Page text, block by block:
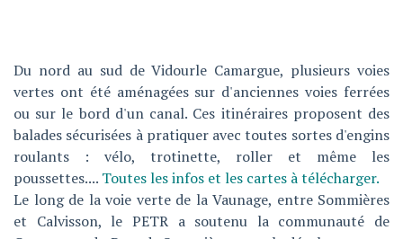
Du nord au sud de Vidourle Camargue, plusieurs voies
vertes ont été aménagées sur d'anciennes voies ferrées
ou sur le bord d'un canal. Ces itinéraires proposent des
balades sécurisées à pratiquer avec toutes sortes d'engins
roulants : vélo, trotinette, roller et même les
poussettes.... Toutes les infos et les cartes à télécharger.
Le long de la voie verte de la Vaunage, entre Sommières
et Calvisson, le PETR a soutenu la communauté de